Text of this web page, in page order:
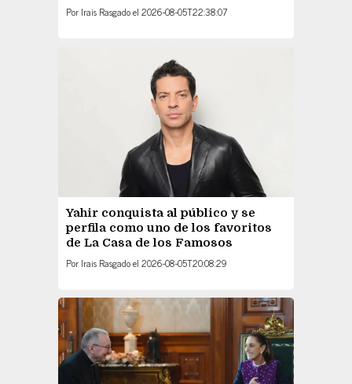
Por Irais Rasgadoel 2026-08-05T22:38:07
Yahir conquista al público y se
perfila como uno de los favoritos
de La Casa de los Famosos
Por Irais Rasgadoel 2026-08-05T20:08:29